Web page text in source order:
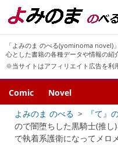
「よみのま のべる(yominoma novel)
心とした書籍の各種データや情報の紹
※当サイトはアフィリエイト広告を利
Comic
Novel
よみのま のべる
『て』
ので闇堕ちした黒騎士(推
で執着系護衛になってメロ